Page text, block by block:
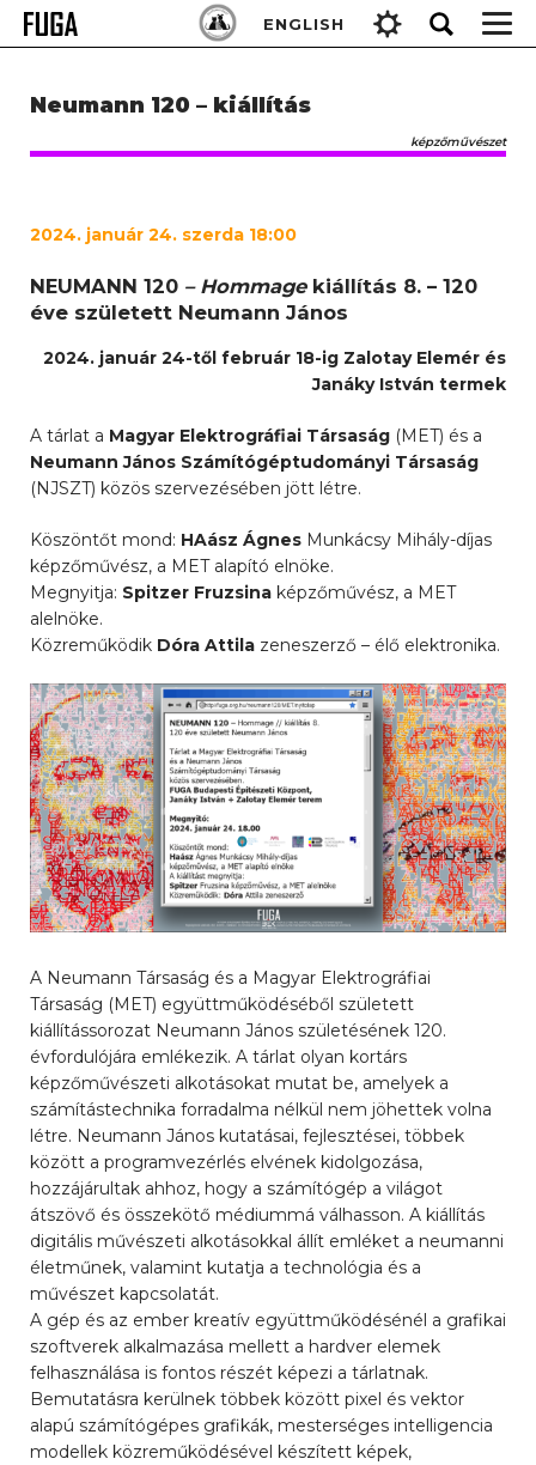
Skip
ENGLISH
Keresés:
Neumann 120 – kiállítás
képzőművészet
2024. január 24. szerda 18:00
NEUMANN 120 – Hommagekiállítás 8. – 120
éve született Neumann János
2024. január 24-től február 18-ig Zalotay Elemér és
Janáky István termek
A tárlat a Magyar Elektrográfiai Társaság (MET) és a
Neumann János Számítógéptudományi Társaság
(NJSZT) közös szervezésében jött létre.
Köszöntőt mond: HAász Ágnes Munkácsy Mihály-díjas
képzőművész, a MET alapító elnöke.
Megnyitja: Spitzer Fruzsina képzőművész, a MET
alelnöke.
Közreműködik Dóra Attila zeneszerző – élő elektronika.
A Neumann Társaság és a Magyar Elektrográfiai
Társaság (MET) együttműködéséből született
kiállítássorozat Neumann János születésének 120.
évfordulójára emlékezik. A tárlat olyan kortárs
képzőművészeti alkotásokat mutat be, amelyek a
számítástechnika forradalma nélkül nem jöhettek volna
létre. Neumann János kutatásai, fejlesztései, többek
között a programvezérlés elvének kidolgozása,
hozzájárultak ahhoz, hogy a számítógép a világot
átszövő és összekötő médiummá válhasson. A kiállítás
digitális művészeti alkotásokkal állít emléket a neumanni
életműnek, valamint kutatja a technológia és a
művészet kapcsolatát.
A gép és az ember kreatív együttműködésénél a grafikai
szoftverek alkalmazása mellett a hardver elemek
felhasználása is fontos részét képezi a tárlatnak.
Bemutatásra kerülnek többek között pixel és vektor
alapú számítógépes grafikák, mesterséges intelligencia
modellek közreműködésével készített képek,